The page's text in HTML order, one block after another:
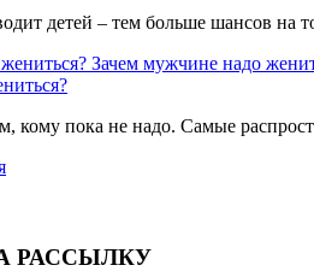
детей – тем больше шансов на
Зачем мужчине надо
кому пока не надо. Самые
РАССЫЛКУ